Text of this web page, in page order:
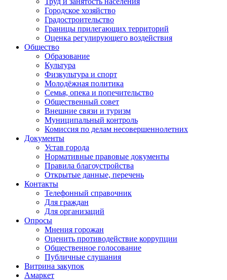
Городское хозяйство
Градостроительство
Границы прилегающих территорий
Оценка регулирующего воздействия
Общество
Образование
Культура
Физкультура и спорт
Молодёжная политика
Семья, опека и попечительство
Общественный совет
Внешние связи и туризм
Муниципальный контроль
Комиссия по делам несовершеннолетних
Документы
Устав города
Нормативные правовые документы
Правила благоустройства
Открытые данные, перечень
Контакты
Телефонный справочник
Для граждан
Для организаций
Опросы
Мнения горожан
Оценить противодействие коррупции
Общественное голосование
Публичные слушания
Витрина закупок
Амаркет